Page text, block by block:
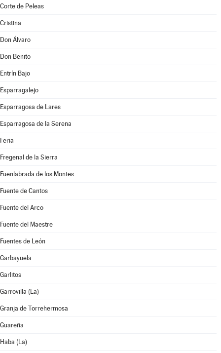
Corte de Peleas
Cristina
Don Álvaro
Don Benito
Entrín Bajo
Esparragalejo
Esparragosa de Lares
Esparragosa de la Serena
Feria
Fregenal de la Sierra
Fuenlabrada de los Montes
Fuente de Cantos
Fuente del Arco
Fuente del Maestre
Fuentes de León
Garbayuela
Garlitos
Garrovilla (La)
Granja de Torrehermosa
Guareña
Haba (La)